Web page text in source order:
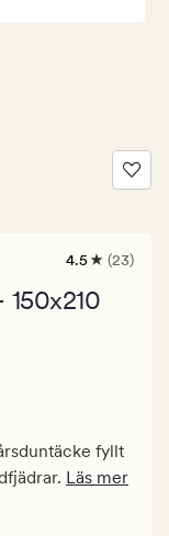
23
med
4.5 (23)
fyllt
Läs mer